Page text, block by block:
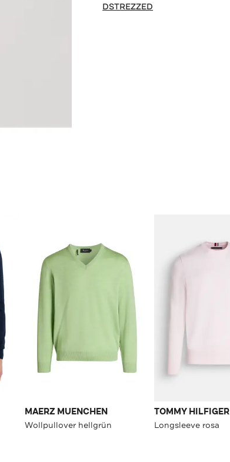
DSTREZZED
MAERZ MUENCHEN
Wollpullover hellgrün
TOMMY HILFIGER
Longsleeve rosa